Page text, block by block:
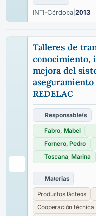
INTI-Córdoba 2013
Talleres de
conocimiento,
mejora del
aseguramiento
REDELAC
Responsable/s
Fabro, Mabel
Fornero, Pedro
Toscana, Marina
Materias
Productos lácteos
Cooperación técnica